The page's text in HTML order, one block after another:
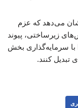
می‌دهد که عزم
زیرساختی، پیوند
با سرمایه‌گذاری بخش
تبدیل کنند.